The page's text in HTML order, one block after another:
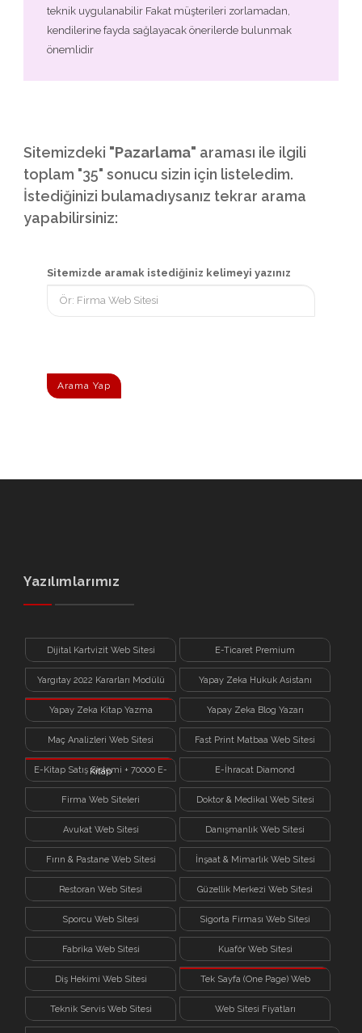
teknik uygulanabilir Fakat müşterileri zorlamadan,
kendilerine fayda sağlayacak önerilerde bulunmak
önemlidir
Sitemizdeki "Pazarlama" araması ile ilgili
toplam "35" sonucu sizin için listeledim.
İstediğinizi bulamadıysanız tekrar arama
yapabilirsiniz:
Sitemizde aramak istediğiniz kelimeyi yazınız
Arama Yap
Yazılımlarımız
Dijital Kartvizit Web Sitesi E-Ticaret Premium
Yargıtay 2022 Kararları Modülü Yapay Zeka Hukuk Asistanı
Yapay Zeka Kitap Yazma
Sistemi
Yapay Zeka Blog Yazarı
Maç Analizleri Web Sitesi Fast Print Matbaa Web Sitesi
E-Kitap Satış Sistemi + 70000 E-
Kitap
E-İhracat Diamond
Firma Web Siteleri Doktor & Medikal Web Sitesi
Avukat Web Sitesi Danışmanlık Web Sitesi
Fırın & Pastane Web Sitesi İnşaat & Mimarlık Web Sitesi
Restoran Web Sitesi Güzellik Merkezi Web Sitesi
Sporcu Web Sitesi Sigorta Firması Web Sitesi
Fabrika Web Sitesi Kuaför Web Sitesi
Diş Hekimi Web Sitesi Tek Sayfa (One Page) Web
Sitesi
Teknik Servis Web Sitesi Web Sitesi Fiyatları